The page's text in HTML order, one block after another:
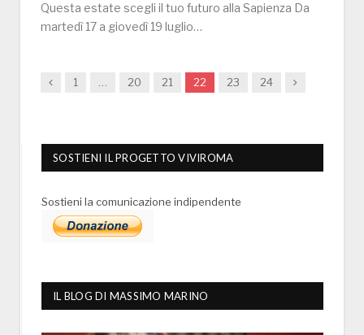
Questa estate scegli il tuo futuro alla Sapienza Da
martedì 17 a giovedì 19 luglio…
Previous
1 … 20 21 22 23 24 Next
SOSTIENI IL PROGETTO VIVIROMA
Sostieni la comunicazione indipendente
IL BLOG DI MASSIMO MARINO